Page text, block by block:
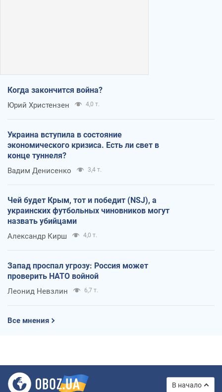
Когда закончится война?
Юрий Христензен 4,0 т.
Украина вступила в состояние
экономического кризиса. Есть ли свет в
конце туннеля?
Вадим Денисенко 3,4 т.
Чей будет Крым, тот и победит (NSJ), а
украинских футбольных чиновников могут
назвать убийцами
Александр Кирш 4,0 т.
Запад проспал угрозу: Россия может
проверить НАТО войной
Леонид Невзлин 6,7 т.
Все мнения
В начало